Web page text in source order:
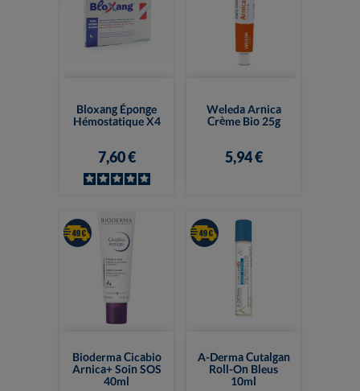
Bloxang Éponge
Hémostatique X4
7,60 €
Weleda Arnica
Crème Bio 25g
5,94 €
Bioderma Cicabio
Arnica+ Soin SOS
40ml
A-Derma Cutalgan
Roll-On Bleus
10ml